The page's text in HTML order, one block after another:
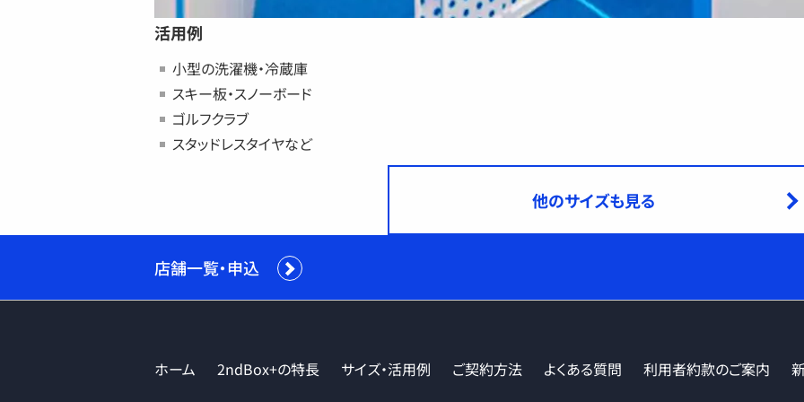
活用例
小型の洗濯機・冷蔵庫
スキー板・スノーボード
ゴルフクラブ
スタッドレスタイヤなど
他のサイズも見る
店舗一覧・申込
ホーム 2ndBox+の特長 サイズ・活用例 ご契約方法 よくある質問 利用者約款のご案内